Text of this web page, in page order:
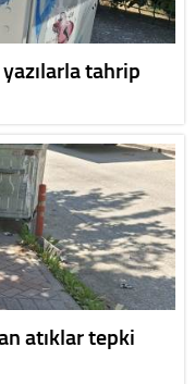
tahrip
atıklar tepki